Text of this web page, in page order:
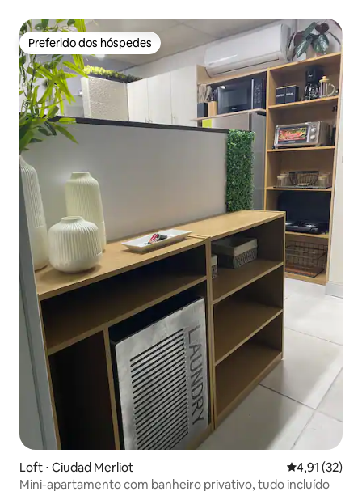
Preferido dos hóspedes
Preferido dos hóspedes
Loft ⋅ Ciudad Merliot 4,91 de uma
4,91 (32)
Mini-apartamento com banheiro privativo, tudo incluído